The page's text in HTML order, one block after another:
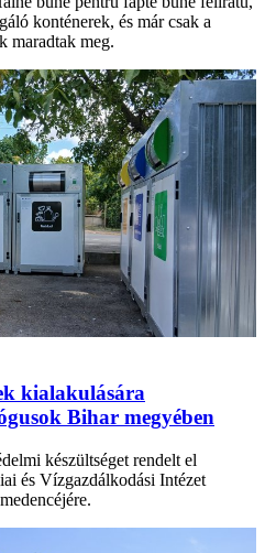
konténerek, és már csak a
maradtak meg.
kialakulására
Bihar megyében
készültséget rendelt el
és Vízgazdálkodási Intézet